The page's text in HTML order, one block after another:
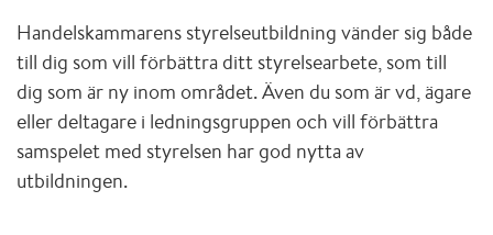
Handelskammarens styrelseutbildning vänder sig både
till dig som vill förbättra ditt styrelsearbete, som till
dig som är ny inom området. Även du som är vd, ägare
eller deltagare i ledningsgruppen och vill förbättra
samspelet med styrelsen har god nytta av
utbildningen.